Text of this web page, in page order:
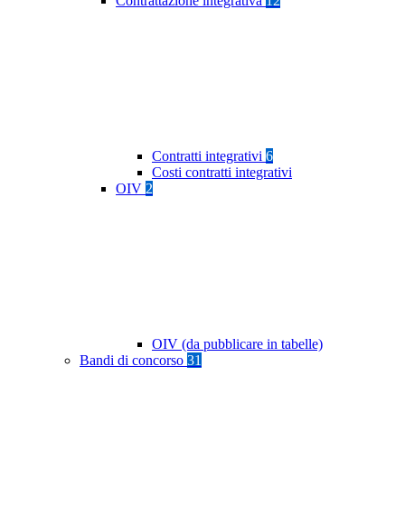
Contratti integrativi 6
Costi contratti integrativi
OIV 2
OIV (da pubblicare in tabelle)
Bandi di concorso 31